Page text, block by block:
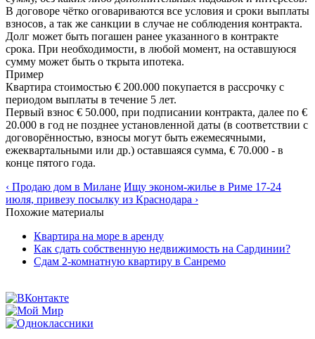
В договоре чётко оговариваются все условия и сроки выплаты
взносов, а так же санкции в случае не соблюдения контракта.
Долг может быть погашен ранее указанного в контракте
срока. При необходимости, в любой момент, на оставшуюся
сумму может быть о ткрыта ипотека.
Пример
Квартира стоимостью € 200.000 покупается в рассрочку с
периодом выплаты в течение 5 лет.
Первый взнос € 50.000, при подписании контракта, далее по €
20.000 в год не позднее установленной даты (в соответствии с
договорённостью, взносы могут быть ежемесячными,
ежеквартальными или др.) оставшаяся сумма, € 70.000 - в
конце пятого года.
‹ Продаю дом в Милане Ищу эконом-жилье в Риме 17-24
июля, привезу посылку из Краснодара ›
Похожие материалы
Квартира на море в аренду
Как сдать собственную недвижимость на Сардинии?
Сдам 2-комнатную квартиру в Санремо